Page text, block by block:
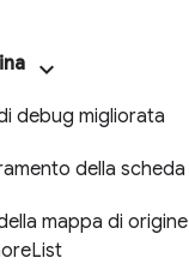
debug migliorata
della scheda
mappa di origine